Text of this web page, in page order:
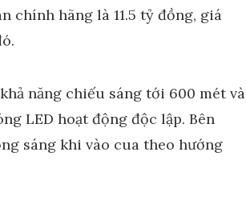
năng chiếu sáng tới 600 mét và
LED hoạt động độc lập. Bên
sáng khi vào cua theo hướng